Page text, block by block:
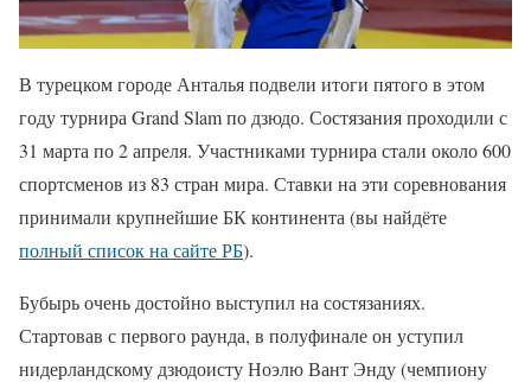
В турецком городе Анталья подвели итоги пятого в этом
году турнира Grand Slam по дзюдо. Состязания проходили с
31 марта по 2 апреля. Участниками турнира стали около 600
спортсменов из 83 стран мира. Ставки на эти соревнования
принимали крупнейшие БК континента (вы найдёте
полный список на сайте РБ).
Бубырь очень достойно выступил на состязаниях.
Стартовав с первого раунда, в полуфинале он уступил
нидерландскому дзюдоисту Ноэлю Вант Энду (чемпиону